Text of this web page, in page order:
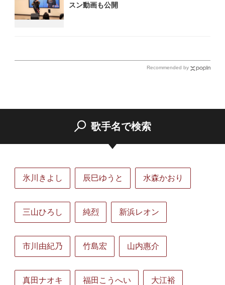
スン動画も公開
Recommended by
歌手名で検索
氷川きよし 辰巳ゆうと 水森かおり
三山ひろし 純烈 新浜レオン
市川由紀乃 竹島宏 山内惠介
真田ナオキ 福田こうへい 大江裕